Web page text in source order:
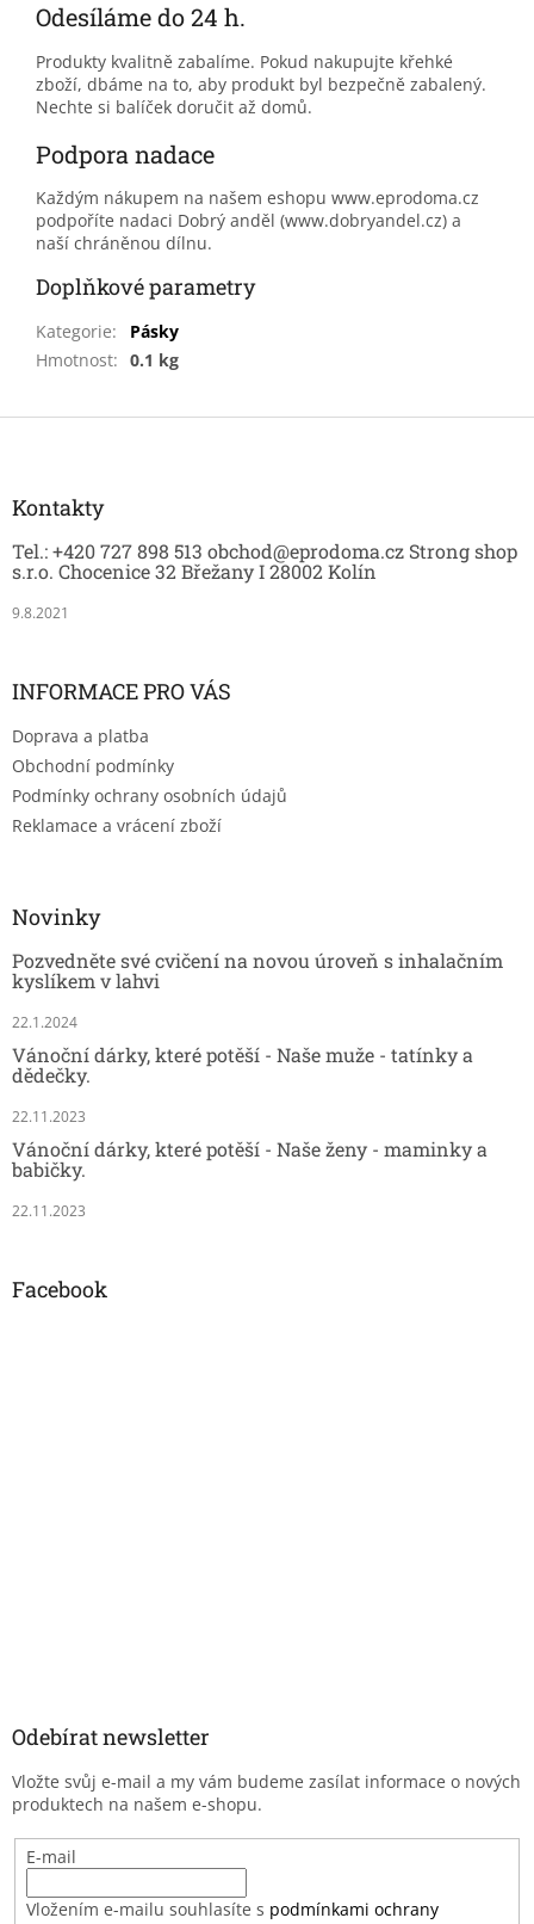
Odesíláme do 24 h.
Produkty kvalitně zabalíme. Pokud nakupujte křehké
zboží, dbáme na to, aby produkt byl bezpečně zabalený.
Nechte si balíček doručit až domů.
Podpora nadace
Každým nákupem na našem eshopu www.eprodoma.cz
podpoříte nadaci Dobrý anděl (www.dobryandel.cz) a
naší chráněnou dílnu.
Doplňkové parametry
Kategorie:
Pásky
Hmotnost: 0.1 kg
Kontakty
Tel.: +420 727 898 513 obchod@eprodoma.cz Strong shop
s.r.o. Chocenice 32 Břežany I 28002 Kolín
9.8.2021
INFORMACE PRO VÁS
Doprava a platba
Obchodní podmínky
Podmínky ochrany osobních údajů
Reklamace a vrácení zboží
Novinky
Pozvedněte své cvičení na novou úroveň s inhalačním
kyslíkem v lahvi
22.1.2024
Vánoční dárky, které potěší - Naše muže - tatínky a
dědečky.
22.11.2023
Vánoční dárky, které potěší - Naše ženy - maminky a
babičky.
22.11.2023
Facebook
Odebírat newsletter
Vložte svůj e-mail a my vám budeme zasílat informace o nových
produktech na našem e-shopu.
E-mail
Vložením e-mailu souhlasíte s podmínkami ochrany